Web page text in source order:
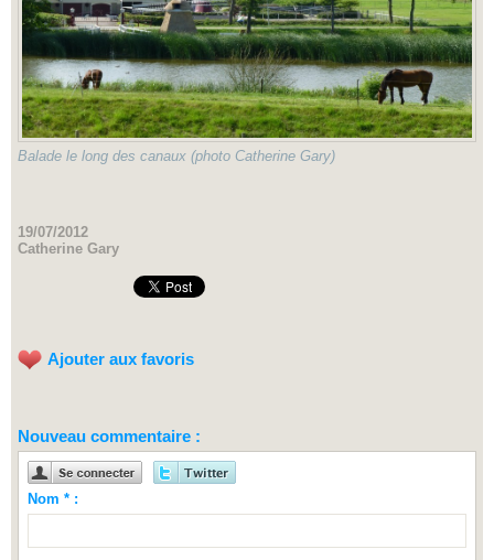
Balade le long des canaux (photo Catherine Gary)
19/07/2012
Catherine Gary
Ajouter aux favoris
Nouveau commentaire :
Nom * :